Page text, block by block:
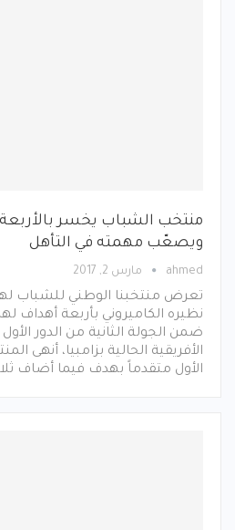
منتخب الشباب يخسر بالأربعة
ويصعّب مهمته في التأهل
ahmed مارس 2, 2017
تعرض منتخبنا الوطني للشباب
نظيره الكاميروني بأربعة أهداف
ضمن الجولة الثانية من الدور الأول
الأفريقية الحالية بزامبيا، أنهى
الأول متقدماً بهدف فيما أضاف